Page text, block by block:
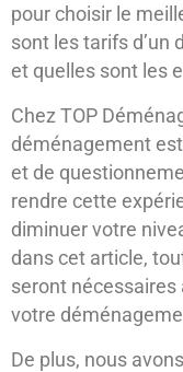
pour choisir le
sont les tarifs d’un
et quelles sont les
Chez TOP
déménagement
et de
rendre cette
diminuer votre
dans cet article,
seront
votre
De plus, nous